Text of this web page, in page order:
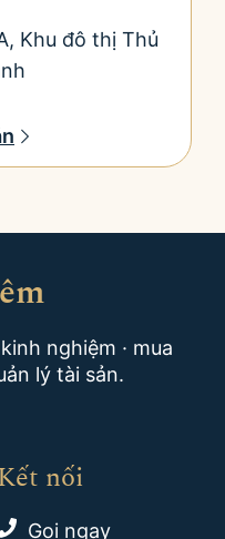
Khu đô thị Thủ
nghiệm · mua
lý tài sản.
nối
Gọi ngay